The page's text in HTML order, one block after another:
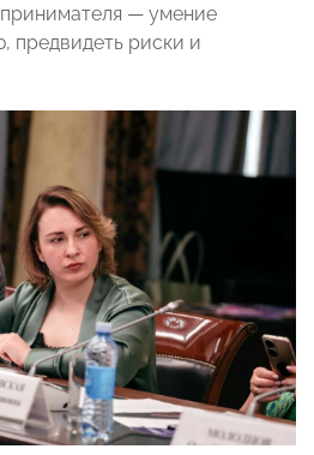
— умение
предвидеть риски и